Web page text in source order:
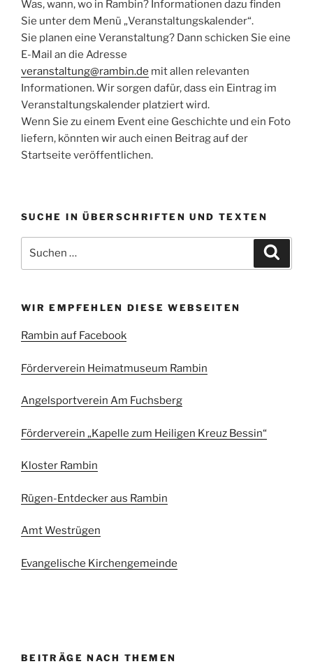
Was, wann, wo in Rambin? Informationen dazu finden
Sie unter dem Menü „Veranstaltungskalender“.
Sie planen eine Veranstaltung? Dann schicken Sie eine
E-Mail an die Adresse
veranstaltung@rambin.de mit allen relevanten
Informationen. Wir sorgen dafür, dass ein Eintrag im
Veranstaltungskalender platziert wird.
Wenn Sie zu einem Event eine Geschichte und ein Foto
liefern, könnten wir auch einen Beitrag auf der
Startseite veröffentlichen.
SUCHE IN ÜBERSCHRIFTEN UND TEXTEN
nach:
WIR EMPFEHLEN DIESE WEBSEITEN
Rambin auf Facebook
Förderverein Heimatmuseum Rambin
Angelsportverein Am Fuchsberg
Förderverein „Kapelle zum Heiligen Kreuz Bessin“
Kloster Rambin
Rügen-Entdecker aus Rambin
Amt Westrügen
Evangelische Kirchengemeinde
BEITRÄGE NACH THEMEN